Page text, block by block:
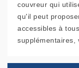
couvreur qui
qu'il peut
accessibles à
supplémentaires,